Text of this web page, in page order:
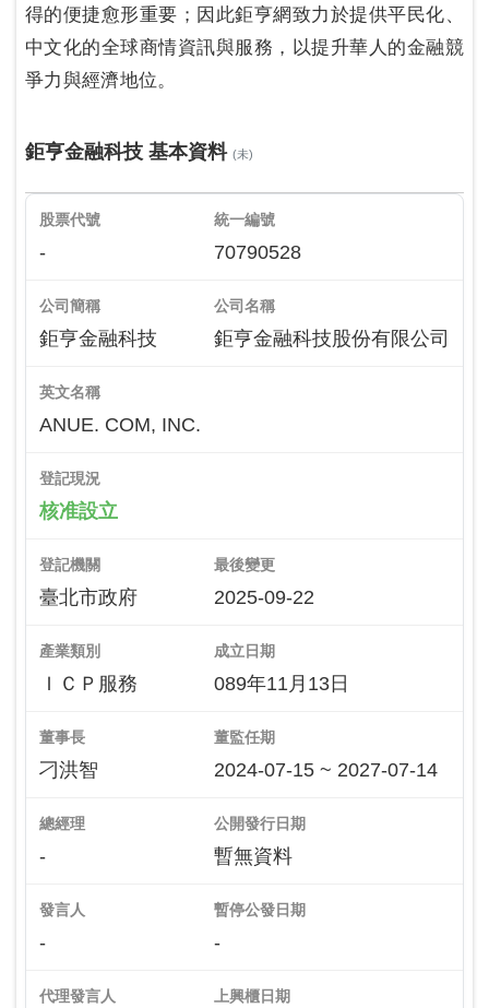
得的便捷愈形重要；因此鉅亨網致力於提供平民化、
中文化的全球商情資訊與服務，以提升華人的金融競
爭力與經濟地位。
鉅亨金融科技 基本資料 (未)
股票代號
-
統一編號
70790528
公司簡稱
鉅亨金融科技
公司名稱
鉅亨金融科技股份有限公司
英文名稱
ANUE. COM, INC.
登記現況
核准設立
登記機關
臺北市政府
最後變更
2025-09-22
產業類別
ＩＣＰ服務
成立日期
089年11月13日
董事長
刁洪智
董監任期
2024-07-15 ~ 2027-07-14
總經理
-
公開發行日期
暫無資料
發言人
-
暫停公發日期
-
代理發言人 上興櫃日期